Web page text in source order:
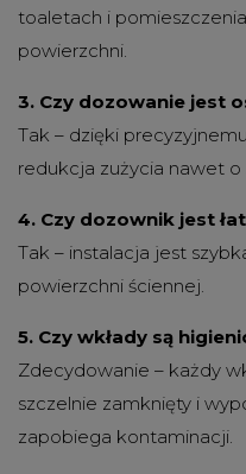
toaletach i
powierzchni.
3. Czy dozowanie jest
Tak – dzięki
redukcja zużycia nawet o
4. Czy dozownik jest
Tak – instalacja jest
powierzchni ściennej.
5. Czy wkłady są
Zdecydowanie – każdy
szczelnie zamknięty i
zapobiega kontaminacji.